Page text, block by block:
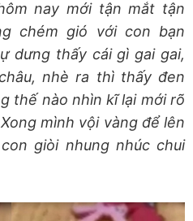
nay mới tận mắt tận
chém gió với con bạn
dưng thấy cái gì gai gai,
nhè ra thì thấy đen
thế nào nhìn kĩ lại mới rõ
mình vội vàng để lên
giòi nhung nhúc chui